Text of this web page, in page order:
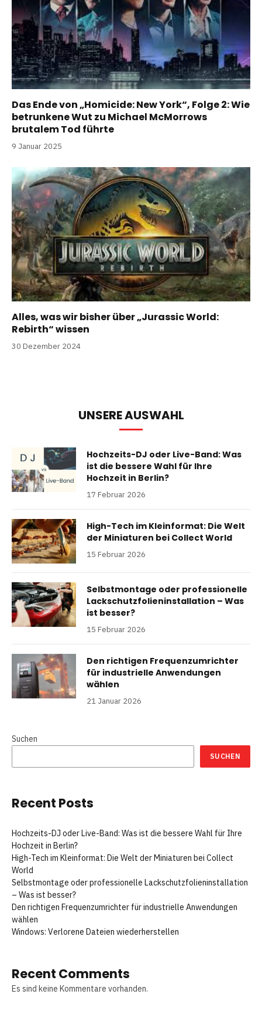
Das Ende von „Homicide: New York“, Folge 2: Wie
betrunkene Wut zu Michael McMorrows
brutalem Tod führte
9 Januar 2025
Alles, was wir bisher über „Jurassic World:
Rebirth“ wissen
30 Dezember 2024
UNSERE AUSWAHL
Hochzeits-DJ oder Live-Band: Was
ist die bessere Wahl für Ihre
Hochzeit in Berlin?
17 Februar 2026
High-Tech im Kleinformat: Die Welt
der Miniaturen bei Collect World
15 Februar 2026
Selbstmontage oder professionelle
Lackschutzfolieninstallation – Was
ist besser?
15 Februar 2026
Den richtigen Frequenzumrichter
für industrielle Anwendungen
wählen
21 Januar 2026
Suchen
SUCHEN
Recent Posts
Hochzeits-DJ oder Live-Band: Was ist die bessere Wahl für Ihre
Hochzeit in Berlin?
High-Tech im Kleinformat: Die Welt der Miniaturen bei Collect
World
Selbstmontage oder professionelle Lackschutzfolieninstallation
– Was ist besser?
Den richtigen Frequenzumrichter für industrielle Anwendungen
wählen
Windows: Verlorene Dateien wiederherstellen
Recent Comments
Es sind keine Kommentare vorhanden.